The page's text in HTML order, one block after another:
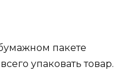
пакете
упаковать товар.